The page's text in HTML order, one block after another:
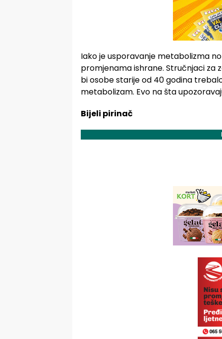
Iako je usporavanje metabolizma
promjenama ishrane. Stručnjaci za
bi osobe starije od 40 godina
metabolizam. Evo na šta
Bijeli pirinač